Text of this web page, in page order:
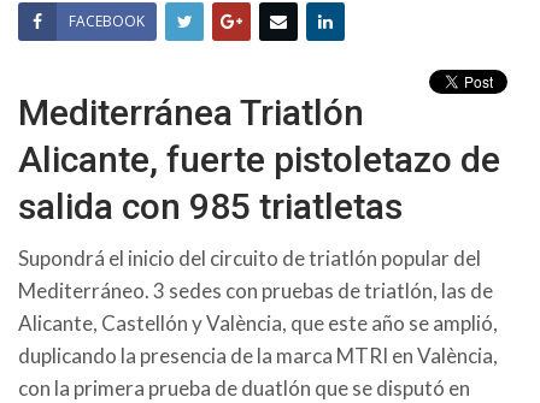
FACEBOOK
Mediterránea Triatlón
Alicante, fuerte pistoletazo de
salida con 985 triatletas
Supondrá el inicio del circuito de triatlón popular del
Mediterráneo. 3 sedes con pruebas de triatlón, las de
Alicante, Castellón y València, que este año se amplió,
duplicando la presencia de la marca MTRI en València,
con la primera prueba de duatlón que se disputó en